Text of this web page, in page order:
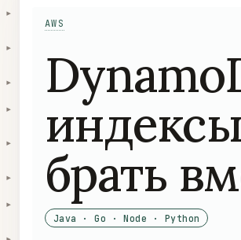
▾
▾
▾
▾
▾
▾
▾
▾
AWS
брать
Java · Go · Node · Python